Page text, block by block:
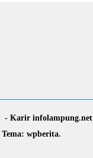
Karir infolampung.net
Tema: wpberita.